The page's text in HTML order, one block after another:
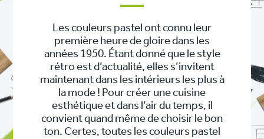
Les couleurs pastel ont connu leur
première heure de gloire dans les
années 1950. Étant donné que le style
rétro est d’actualité, elles s’invitent
maintenant dans les intérieurs les plus à
la mode ! Pour créer une cuisine
esthétique et dans l’air du temps, il
convient quand même de choisir le bon
ton. Certes, toutes les couleurs pastel